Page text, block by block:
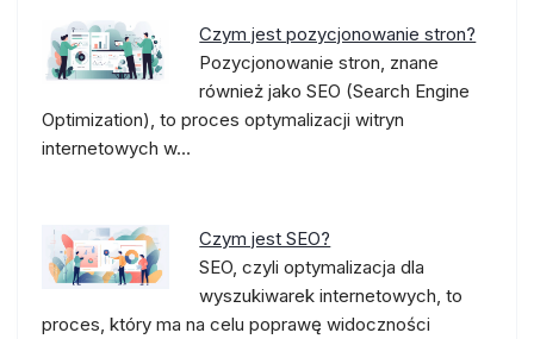
Czym jest pozycjonowanie stron?
Pozycjonowanie stron, znane
również jako SEO (Search Engine
Optimization), to proces optymalizacji witryn
internetowych w…
Czym jest SEO?
SEO, czyli optymalizacja dla
wyszukiwarek internetowych, to
proces, który ma na celu poprawę widoczności